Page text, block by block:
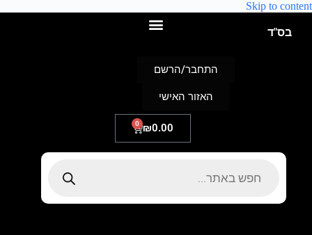
Skip to content
בס"ד
₪0.00
0
התחבר/הרשם
האזור האישי